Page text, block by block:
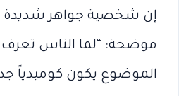
إن شخصية جواهر شديدة
موضحة: “لما الناس تعرف
الموضوع يكون كوميدياً